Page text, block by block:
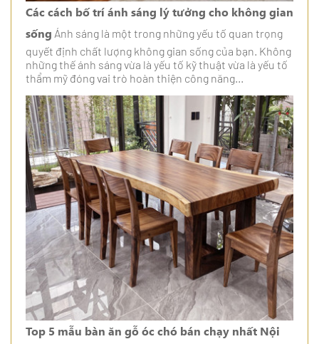
Các cách bố trí ánh sáng lý tưởng cho không gian
sống Ánh sáng là một trong những yếu tố quan trọng
quyết định chất lượng không gian sống của bạn. Không
những thế ánh sáng vừa là yếu tố kỹ thuật vừa là yếu tố
thẩm mỹ đóng vai trò hoàn thiện công năng...
Top 5 mẫu bàn ăn gỗ óc chó bán chạy nhất Nội